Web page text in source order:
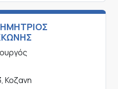
Κοζανη